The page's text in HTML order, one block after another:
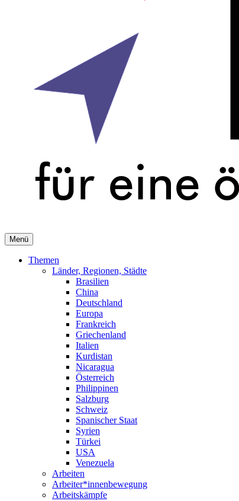
Menü
Themen
Länder, Regionen, Städte
Brasilien
China
Deutschland
Europa
Frankreich
Griechenland
Italien
Kurdistan
Nicaragua
Österreich
Philippinen
Salzburg
Schweiz
Spanischer Staat
Syrien
Türkei
USA
Venezuela
Arbeiten
Arbeiter*innenbewegung
Arbeitskämpfe